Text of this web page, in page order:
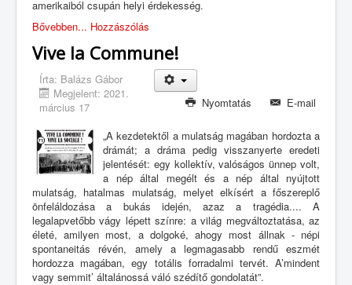
amerikaiból csupán helyi érdekesség.
Bővebben... Hozzászólás
Vive la Commune!
Nyomtatás E-mail
Írta: Balázs Gábor
Megjelent: 2021.
március 17
„A kezdetektől a mulatság magában hordozta a
drámát; a dráma pedig visszanyerte eredeti
jelentését: egy kollektív, valóságos ünnep volt,
a nép által megélt és a nép által nyújtott
mulatság, hatalmas mulatság, melyet elkísért a főszereplő
önfeláldozása a bukás idején, azaz a tragédia.... A
legalapvetőbb vágy lépett színre: a világ megváltoztatása, az
életé, amilyen most, a dolgoké, ahogy most állnak - népi
spontaneitás révén, amely a legmagasabb rendű eszmét
hordozza magában, egy totális forradalmi tervét. A’mindent
vagy semmit’ általánossá váló szédítő gondolatát”.